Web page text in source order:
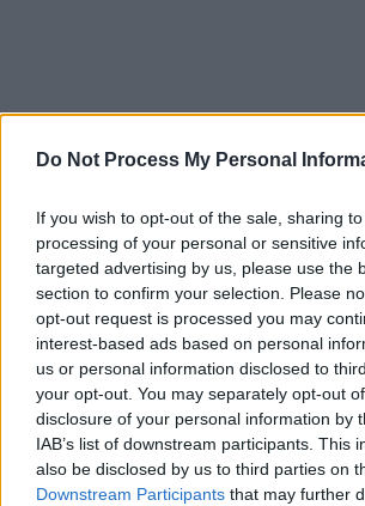
Do Not Process My Personal
If you wish to opt-out of the sale, sharing
processing of your personal or sensitive
targeted advertising by us, please use the
section to confirm your selection. Please
opt-out request is processed you may
interest-based ads based on personal
us or personal information disclosed to
your opt-out. You may separately opt-out
disclosure of your personal information by
IAB’s list of downstream participants. This
also be disclosed by us to third parties on
Downstream Participants that may further
Αμφιβολίες και
Τα αποτελέσματα ωστόσο
αμφιβολίες. Οι διεθνείς
αμφισβήτησαν την
ψηφοφορίας και η εισαγγελία